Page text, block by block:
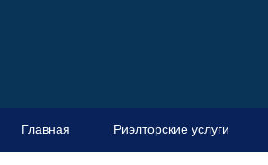
Главная Риэлторские услуги